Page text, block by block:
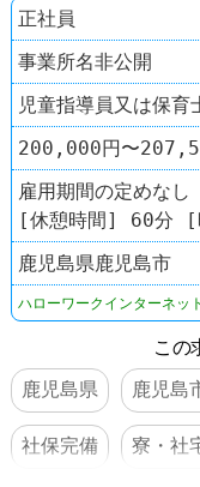
正社員
事業所名非公開
児童指導員又は保
200,000円〜
雇用期間の定めなし
[休憩時間] 60分 [
鹿児島県鹿児島市
ハローワークインターネット
この
鹿児島県
鹿児島
社保完備 寮・社